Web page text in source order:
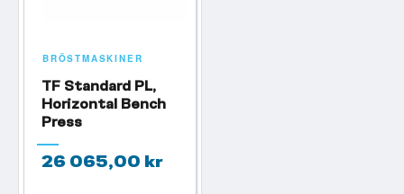
BRÖSTMASKINER
TF Standard PL,
Horizontal Bench
Press
26 065,00 kr